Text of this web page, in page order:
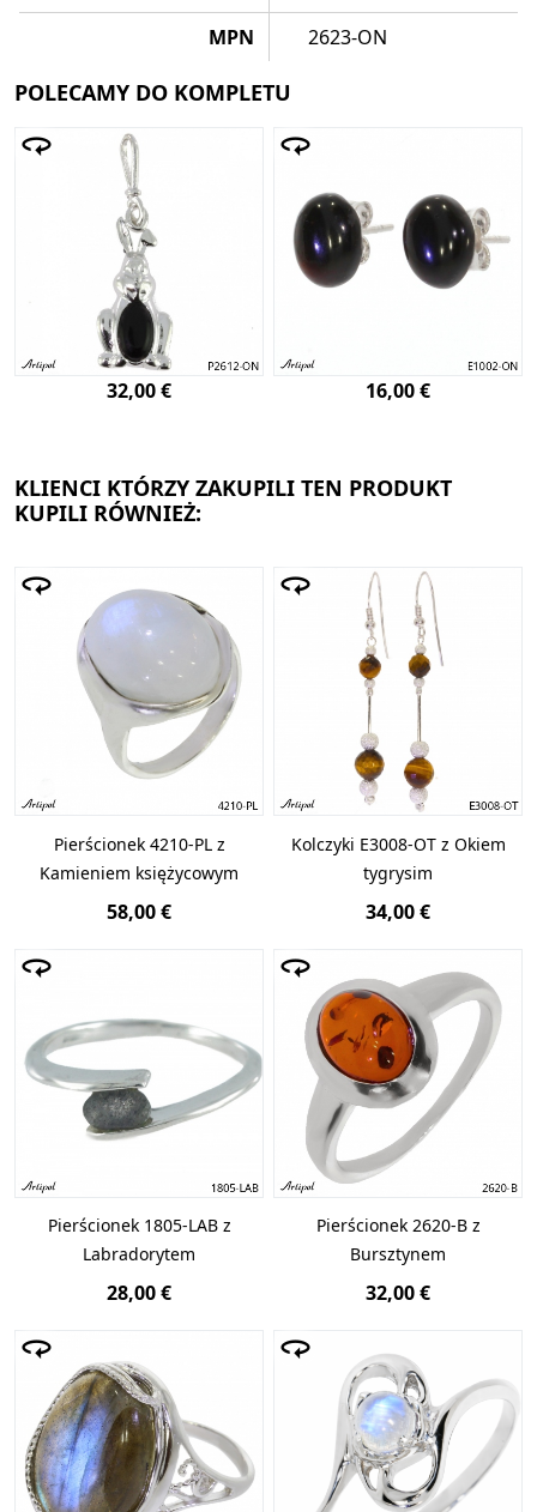
MPN
2623-ON
POLECAMY DO KOMPLETU
32,00 € 16,00 €
KLIENCI KTÓRZY ZAKUPILI TEN PRODUKT
KUPILI RÓWNIEŻ:
Pierścionek 4210-PL z
Kamieniem księżycowym
58,00 €
Kolczyki E3008-OT z Okiem
tygrysim
34,00 €
Pierścionek 1805-LAB z
Labradorytem
28,00 €
Pierścionek 2620-B z
Bursztynem
32,00 €